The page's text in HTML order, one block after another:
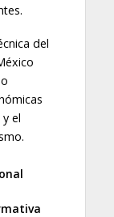
del
el